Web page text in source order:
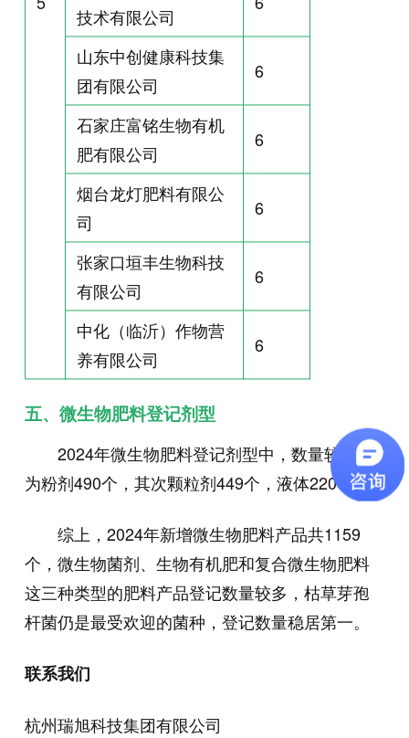
技术有限公司
山东中创健康科技集
团有限公司
6
石家庄富铭生物有机
肥有限公司
6
烟台龙灯肥料有限公
司
6
张家口垣丰生物科技
有限公司
6
中化（临沂）作物营
养有限公司
6
五、微生物肥料登记剂型
2024年微生物肥料登记剂型中，数量较多的
为粉剂490个，其次颗粒剂449个，液体220个。
综上，2024年新增微生物肥料产品共1159
个，微生物菌剂、生物有机肥和复合微生物肥料
这三种类型的肥料产品登记数量较多，枯草芽孢
杆菌仍是最受欢迎的菌种，登记数量稳居第一。
联系我们
杭州瑞旭科技集团有限公司